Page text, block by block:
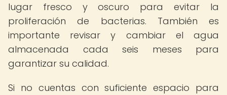
lugar fresco y oscuro para evitar la
proliferación de bacterias. También es
importante revisar y cambiar el agua
almacenada cada seis meses para
garantizar su calidad.
Si no cuentas con suficiente espacio para